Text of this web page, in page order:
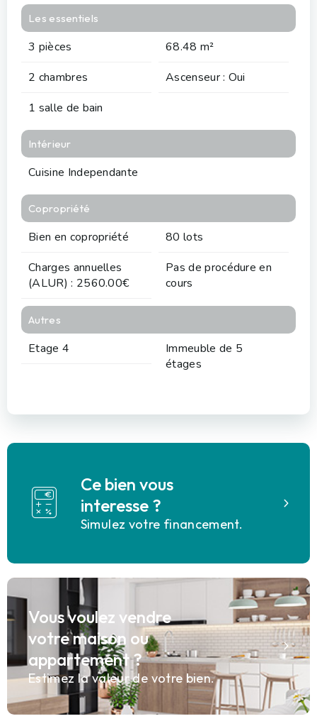
Les essentiels
3 pièces
68.48 m²
2 chambres
Ascenseur : Oui
1 salle de bain
Intérieur
Cuisine Independante
Copropriété
Bien en copropriété
80 lots
Charges annuelles
(ALUR) : 2560.00€
Pas de procédure en
cours
Autres
Etage 4
Immeuble de 5
étages
Ce bien vous
interesse ?
Simulez votre financement.
Vous voulez vendre
votre maison ou
appartement ?
Estimez la valeur de votre bien.